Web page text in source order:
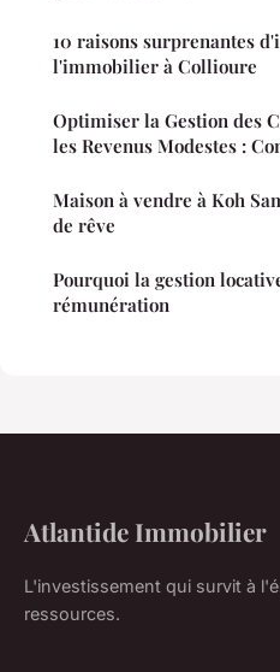
10 raisons surprenantes
l'immobilier à Collioure
Optimiser la Gestion des
les Revenus Modestes :
Maison à vendre à Koh
de rêve
Pourquoi la gestion
rémunération
Atlantide Immobilier
L'investissement qui survit à
ressources.